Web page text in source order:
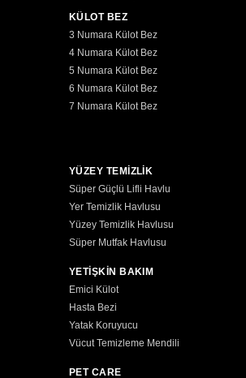
KÜLOT BEZ
3 Numara Külot Bez
4 Numara Külot Bez
5 Numara Külot Bez
6 Numara Külot Bez
7 Numara Külot Bez
YÜZEY TEMİZLİK
Süper Güçlü Lifli Havlu
Yer Temizlik Havlusu
Yüzey Temizlik Havlusu
Süper Mutfak Havlusu
YETİŞKİN BAKIM
Emici Külot
Hasta Bezi
Yatak Koruyucu
Vücut Temizleme Mendili
PET CARE